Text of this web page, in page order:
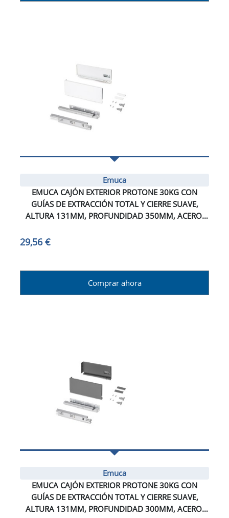
Emuca
EMUCA CAJÓN EXTERIOR PROTONE 30KG CON
GUÍAS DE EXTRACCIÓN TOTAL Y CIERRE SUAVE,
ALTURA 131MM, PROFUNDIDAD 350MM, ACERO,
29,56 €
Comprar ahora
Emuca
EMUCA CAJÓN EXTERIOR PROTONE 30KG CON
GUÍAS DE EXTRACCIÓN TOTAL Y CIERRE SUAVE,
ALTURA 131MM, PROFUNDIDAD 300MM, ACERO,